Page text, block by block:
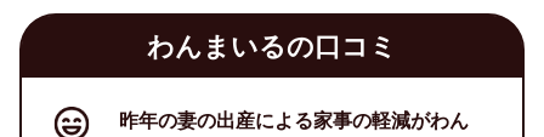
わんまいるの口コミ
昨年の妻の出産による家事の軽減がわん